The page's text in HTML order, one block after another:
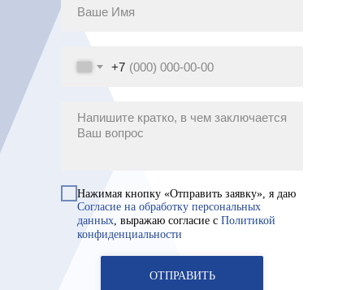
+7
Нажимая кнопку «Отправить заявку», я даю
Согласие на обработку персональных
данных , выражаю согласие с Политикой
конфиденциальности
ОТПРАВИТЬ